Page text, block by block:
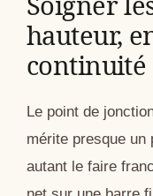
hauteur,
continuité
Le point de
mérite presque un
autant le faire